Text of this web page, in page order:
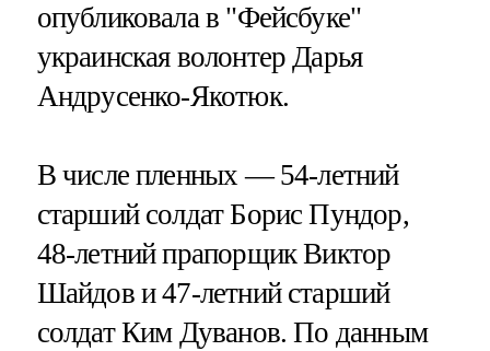
опубликовала в "Фейсбуке"
украинская волонтер Дарья
Андрусенко-Якотюк.
В числе пленных — 54-летний
старший солдат Борис Пундор,
48-летний прапорщик Виктор
Шайдов и 47-летний старший
солдат Ким Дуванов. По данным